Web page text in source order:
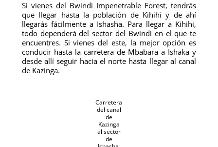
Si vienes del Bwindi Impenetrable Forest, tendrás
que llegar hasta la población de Kihihi y de ahí
llegarás fácilmente a Ishasha. Para llegar a Kihihi,
todo dependerá del sector del Bwindi en el que te
encuentres. Si vienes del este, la mejor opción es
conducir hasta la carretera de Mbabara a Ishaka y
desde allí seguir hacia el norte hasta llegar al canal
de Kazinga.
Carretera
del canal
de
Kazinga
al sector
de